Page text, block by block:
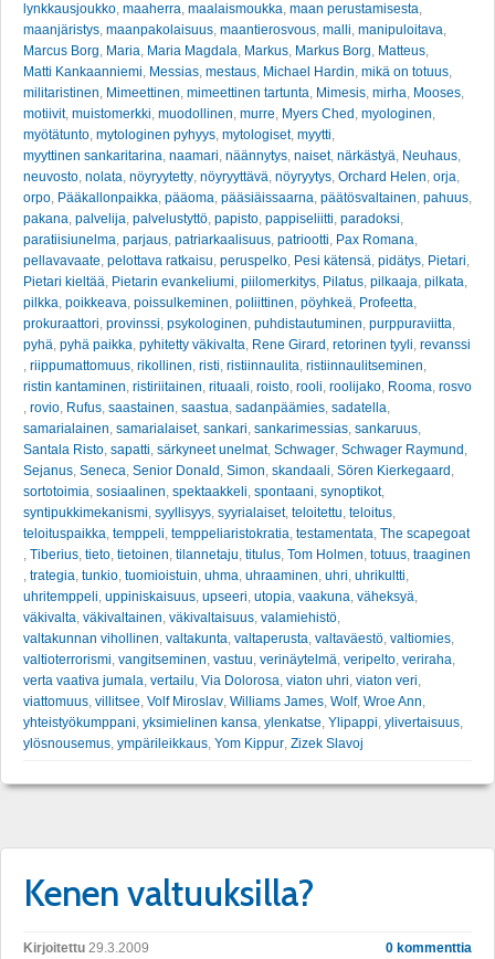
lynkkausjoukko, maaherra, maalaismoukka, maan perustamisesta,
maanjäristys, maanpakolaisuus, maantierosvous, malli, manipuloitava,
Marcus Borg, Maria, Maria Magdala, Markus, Markus Borg, Matteus,
Matti Kankaanniemi, Messias, mestaus, Michael Hardin, mikä on totuus,
militaristinen, Mimeettinen, mimeettinen tartunta, Mimesis, mirha, Mooses,
motiivit, muistomerkki, muodollinen, murre, Myers Ched , myologinen,
myötätunto, mytologinen pyhyys, mytologiset, myytti,
myyttinen sankaritarina, naamari, näännytys, naiset, närkästyä, Neuhaus,
neuvosto, nolata, nöyryytetty, nöyryyttävä, nöyryytys, Orchard Helen, orja,
orpo, Pääkallonpaikka, pääoma, pääsiäissaarna, päätösvaltainen, pahuus,
pakana, palvelija, palvelustyttö, papisto, pappiseliitti, paradoksi,
paratiisiunelma, parjaus, patriarkaalisuus, patriootti, Pax Romana,
pellavavaate, pelottava ratkaisu, peruspelko, Pesi kätensä, pidätys, Pietari,
Pietari kieltää, Pietarin evankeliumi, piilomerkitys, Pilatus, pilkaaja, pilkata,
pilkka, poikkeava, poissulkeminen, poliittinen, pöyhkeä, Profeetta,
prokuraattori, provinssi, psykologinen, puhdistautuminen, purppuraviitta,
pyhä, pyhä paikka, pyhitetty väkivalta, Rene Girard , retorinen tyyli, revanssi
, riippumattomuus, rikollinen, risti, ristiinnaulita, ristiinnaulitseminen,
ristin kantaminen, ristiriitainen, rituaali, roisto, rooli, roolijako, Rooma, rosvo
, rovio, Rufus, saastainen, saastua, sadanpäämies, sadatella,
samarialainen, samarialaiset, sankari, sankarimessias, sankaruus,
Santala Risto, sapatti, särkyneet unelmat, Schwager, Schwager Raymund ,
Sejanus, Seneca, Senior Donald , Simon, skandaali, Sören Kierkegaard ,
sortotoimia, sosiaalinen, spektaakkeli, spontaani, synoptikot,
syntipukkimekanismi, syyllisyys, syyrialaiset, teloitettu, teloitus,
teloituspaikka, temppeli, temppeliaristokratia, testamentata, The scapegoat
, Tiberius, tieto, tietoinen, tilannetaju, titulus, Tom Holmen, totuus, traaginen
, trategia, tunkio, tuomioistuin, uhma, uhraaminen, uhri, uhrikultti,
uhritemppeli, uppiniskaisuus, upseeri, utopia, vaakuna, väheksyä,
väkivalta, väkivaltainen, väkivaltaisuus, valamiehistö,
valtakunnan vihollinen, valtakunta, valtaperusta, valtaväestö, valtiomies,
valtioterrorismi, vangitseminen, vastuu, verinäytelmä, veripelto, veriraha,
verta vaativa jumala, vertailu, Via Dolorosa, viaton uhri, viaton veri,
viattomuus, villitsee, Volf Miroslav, Williams James, Wolf, Wroe Ann,
yhteistyökumppani, yksimielinen kansa, ylenkatse, Ylipappi, ylivertaisuus,
ylösnousemus, ympärileikkaus, Yom Kippur, Zizek Slavoj
Kenen valtuuksilla?
Kirjoitettu 29.3.2009 0 kommenttia